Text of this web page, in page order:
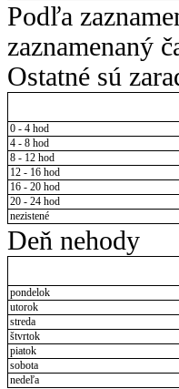
Podľa
zaznamenaný
Ostatné sú
0 - 4 hod
4 - 8 hod
8 - 12 hod
12 - 16 hod
16 - 20 hod
20 - 24 hod
nezistené
Deň nehody
pondelok
utorok
streda
štvrtok
piatok
sobota
nedeľa